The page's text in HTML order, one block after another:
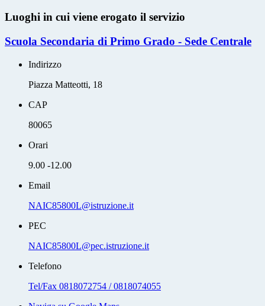
Luoghi in cui viene erogato il servizio
Scuola Secondaria di Primo Grado - Sede Centrale
Indirizzo
Piazza Matteotti, 18
CAP
80065
Orari
9.00 -12.00
Email
NAIC85800L@istruzione.it
PEC
NAIC85800L@pec.istruzione.it
Telefono
Tel/Fax 0818072754 / 0818074055